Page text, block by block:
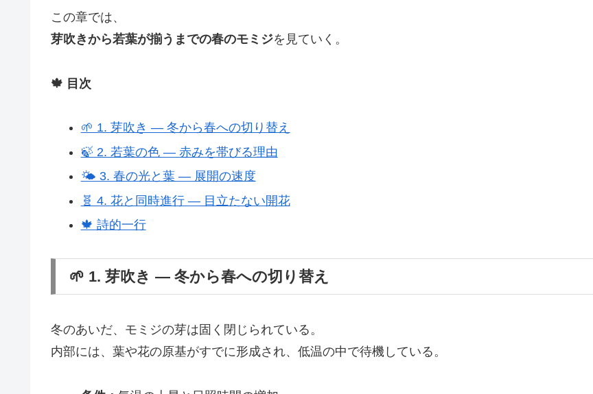
この章では、
芽吹きから若葉が揃うまでの春のモミジを見ていく。
🍁 目次
🌱 1. 芽吹き ― 冬から春への切り替え
🍃 2. 若葉の色 ― 赤みを帯びる理由
🌤 3. 春の光と葉 ― 展開の速度
🧬 4. 花と同時進行 ― 目立たない開花
🍁 詩的一行
🌱 1. 芽吹き ― 冬から春への切り替え
冬のあいだ、モミジの芽は固く閉じられている。
内部には、葉や花の原基がすでに形成され、低温の中で待機している。